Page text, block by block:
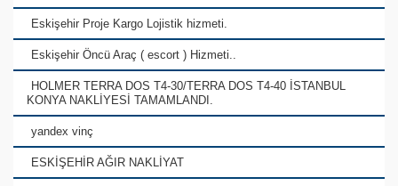
Eskişehir Proje Kargo Lojistik hizmeti.
Eskişehir Öncü Araç ( escort ) Hizmeti..
HOLMER TERRA DOS T4-30/TERRA DOS T4-40 İSTANBUL
KONYA NAKLİYESİ TAMAMLANDI.
yandex vinç
ESKİŞEHİR AĞIR NAKLİYAT